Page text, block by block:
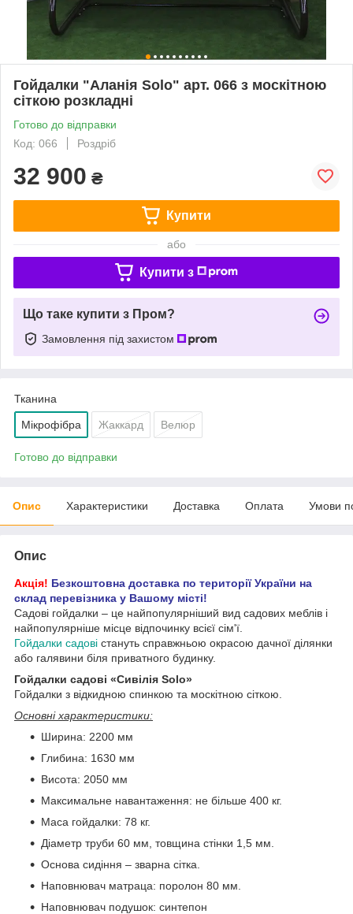
Гойдалки "Аланія Solo" арт. 066 з москітною
сіткою розкладні
Готово до відправки
Код: 066
Роздріб
32 900 ₴
Купити
або
Купити з
Що таке купити з Пром?
Замовлення під захистом
Тканина
Мікрофібра Жаккард Велюр
Готово до відправки
Опис Характеристики Доставка Оплата Умови
Опис
Акція! Безкоштовна доставка по території України на
склад перевізника у Вашому місті!
Садові гойдалки – це найпопулярніший вид садових меблів і
найпопулярніше місце відпочинку всієї сім'ї.
Гойдалки садові стануть справжньою окрасою дачної ділянки
або галявини біля приватного будинку.
Гойдалки садові «Сивілія Solo»
Гойдалки з відкидною спинкою та москітною сіткою.
Основні характеристики:
Ширина: 2200 мм
Глибина: 1630 мм
Висота: 2050 мм
Максимальне навантаження: не більше 400 кг.
Маса гойдалки: 78 кг.
Діаметр труби 60 мм, товщина стінки 1,5 мм.
Основа сидіння – зварна сітка.
Наповнювач матраца: поролон 80 мм.
Наповнювач подушок: синтепон